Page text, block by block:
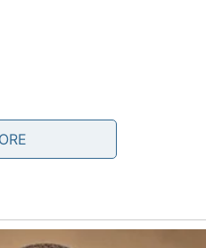
koji bi vas mogao iznenaditi.